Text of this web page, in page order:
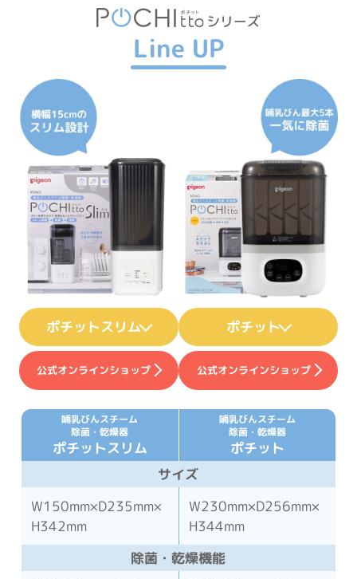
Line UP
ポチットスリム
公式オンラインショップ
ポチット
公式オンラインショップ
哺乳びんスチーム
除菌・乾燥器
ポチットスリム
哺乳びんスチーム
除菌・乾燥器
ポチット
サイズ
W150mm×D235mm×
H342mm
W230mm×D256mm×
H344mm
除菌・乾燥機能